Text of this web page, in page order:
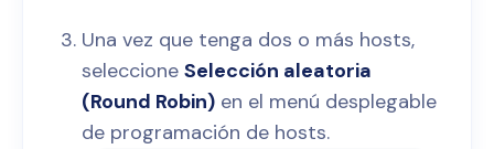
Una vez que tenga dos o más hosts,
seleccione Selección aleatoria
(Round Robin) en el menú desplegable
de programación de hosts.